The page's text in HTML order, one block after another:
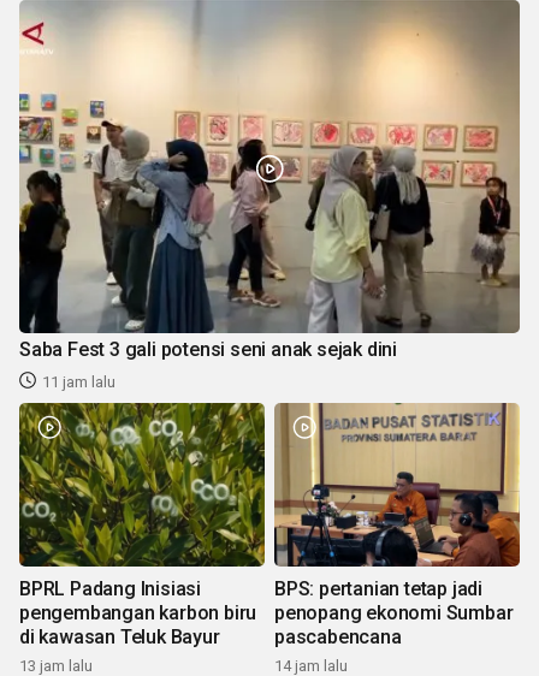
Saba Fest 3 gali potensi seni anak sejak dini
11 jam lalu
BPRL Padang Inisiasi
pengembangan karbon biru
di kawasan Teluk Bayur
13 jam lalu
BPS: pertanian tetap jadi
penopang ekonomi Sumbar
pascabencana
14 jam lalu